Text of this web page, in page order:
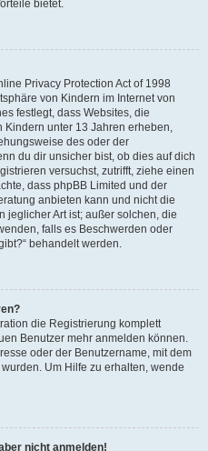
bietet.
Privacy Protection Act of 1998
von Kindern im Internet von
festlegt, dass Websites, die
unter 13 Jahren erheben,
des oder der
du dir unsicher bist, ob dies auf dich
versuchst, zutrifft, ziehe einen
dass phpBB Limited und der
anbieten kann und nicht die
jeglicher Art ist; außer solchen, die
falls es Beschwerden oder
behandelt werden.
die Registrierung komplett
Benutzer mehr anmelden können.
oder der Benutzername, mit dem
Um Hilfe zu erhalten, wende
nicht anmelden!